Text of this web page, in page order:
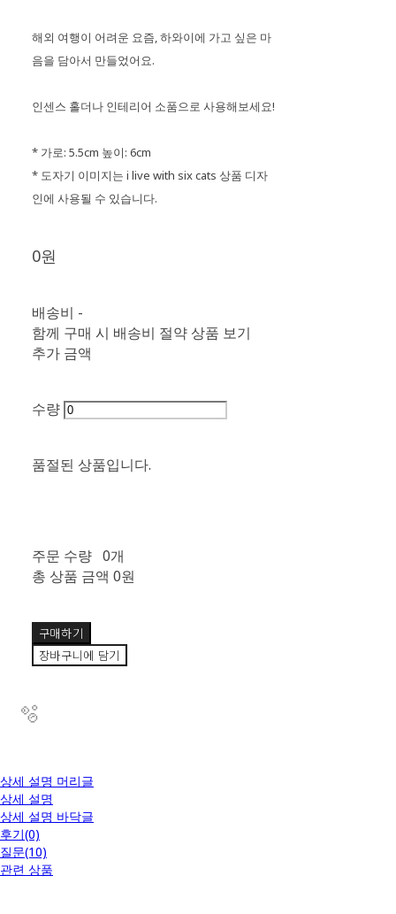
해외 여행이 어려운 요즘, 하와이에 가고 싶은 마
음을 담아서 만들었어요.
인센스 홀더나 인테리어 소품으로 사용해보세요!
* 가로: 5.5cm 높이: 6cm
* 도자기 이미지는 i live with six cats 상품 디자
인에 사용될 수 있습니다.
0원
배송비 -
함께 구매 시 배송비 절약 상품 보기
추가 금액
수량
품절된 상품입니다.
주문 수량 0개
총 상품 금액 0원
구매하기
장바구니에 담기
상세 설명 머리글
상세 설명
상세 설명 바닥글
후기(0)
질문(10)
관련 상품